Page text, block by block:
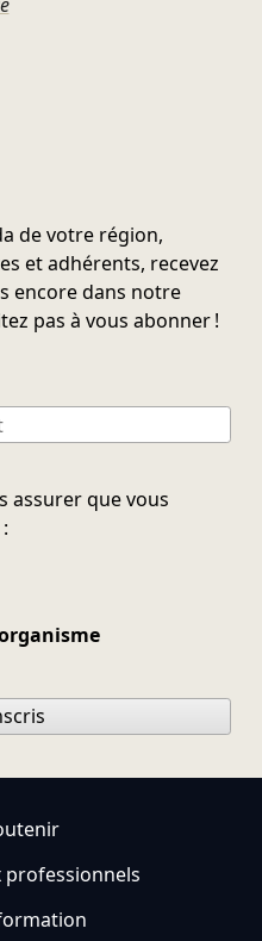
de votre région,
et adhérents, recevez
encore dans notre
pas à vous abonner !
assurer que vous
professionnels